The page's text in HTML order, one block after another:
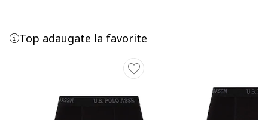
Top adaugate la favorite